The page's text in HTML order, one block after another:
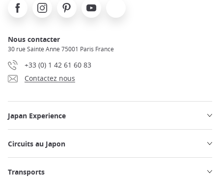
FacebookInstagramPinterest Youtube
Nous contacter
30 rue Sainte Anne 75001 Paris France
+33 (0) 1 42 61 60 83
Contactez nous
Japan Experience
Circuits au Japon
Transports